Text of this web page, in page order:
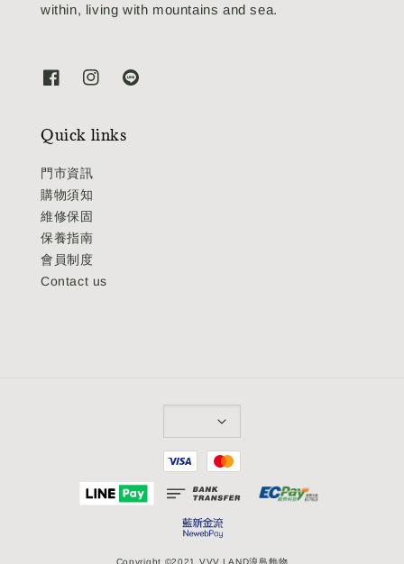
within, living with mountains and sea.
Quick links
門市資訊
購物須知
維修保固
保養指南
會員制度
Contact us